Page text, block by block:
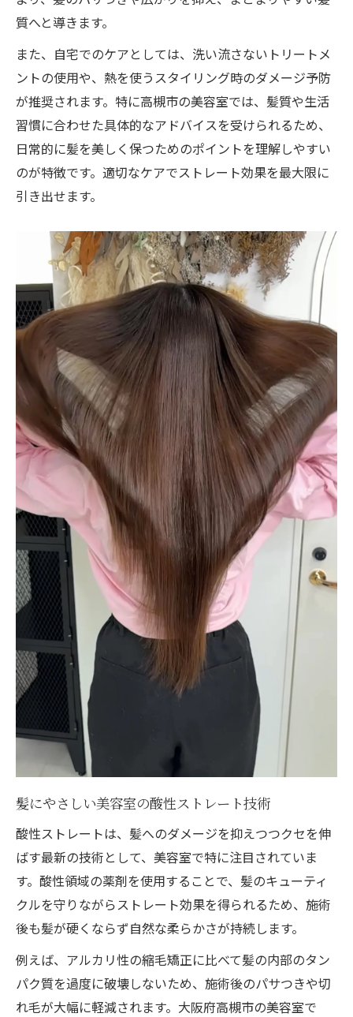
質へと導きます。
また、自宅でのケアとしては、洗い流さないトリートメ
ントの使用や、熱を使うスタイリング時のダメージ予防
が推奨されます。特に高槻市の美容室では、髪質や生活
習慣に合わせた具体的なアドバイスを受けられるため、
日常的に髪を美しく保つためのポイントを理解しやすい
のが特徴です。適切なケアでストレート効果を最大限に
引き出せます。
髪にやさしい美容室の酸性ストレート技術
酸性ストレートは、髪へのダメージを抑えつつクセを伸
ばす最新の技術として、美容室で特に注目されていま
す。酸性領域の薬剤を使用することで、髪のキューティ
クルを守りながらストレート効果を得られるため、施術
後も髪が硬くならず自然な柔らかさが持続します。
例えば、アルカリ性の縮毛矯正に比べて髪の内部のタン
パク質を過度に破壊しないため、施術後のパサつきや切
れ毛が大幅に軽減されます。大阪府高槻市の美容室で
ご予約はこちら
ご予約はこちら